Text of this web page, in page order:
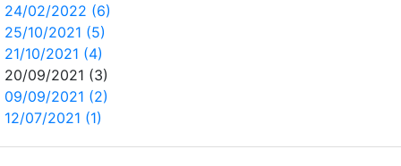
24/02/2022 (6)
25/10/2021 (5)
21/10/2021 (4)
20/09/2021 (3)
09/09/2021 (2)
12/07/2021 (1)